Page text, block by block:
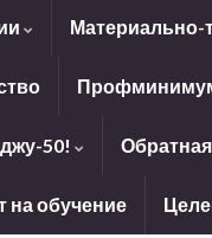
Материально-
50!
на обучение